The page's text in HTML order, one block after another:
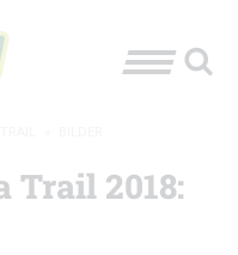
Trail 2018: